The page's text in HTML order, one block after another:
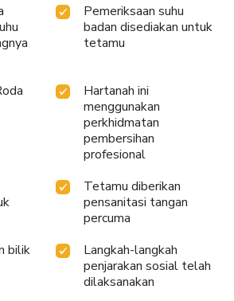
perjalanan anda daripada rasa
di lokasi menawarkan pilihan
mudah diakses. Malam yang
boleh menawarkan keseronokan
bersama rakan-rakan seperjalanan
Plaza Shinjuku, minuman yang
24/7 melalui mesin layan diri yang
Sunroute Plaza Shinjuku, tetamu
rekreasi yang menyeronokkan
dengan mengunjungi urutan
di hotel.
Pemeriksaan suhu
badan disediakan untuk
tetamu
Hartanah ini
menggunakan
perkhidmatan
pembersihan
profesional
Tetamu diberikan
pensanitasi tangan
percuma
bilik
Langkah-langkah
penjarakan sosial telah
dilaksanakan